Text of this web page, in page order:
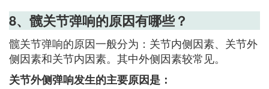
8、髋关节弹响的原因有哪些？
髋关节弹响的原因一般分为：关节内侧因素、关节外
侧因素和关节内因素。其中外侧因素较常见。
关节外侧弹响发生的主要原因是：